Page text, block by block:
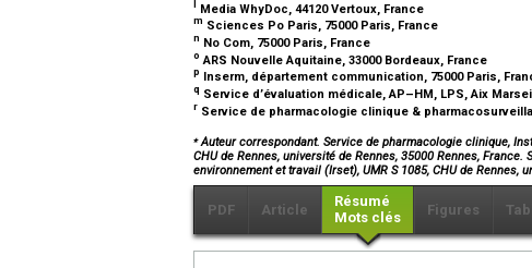
Media WhyDoc, 44120 Vertoux, France
m Sciences Po Paris, 75000 Paris, France
n No Com, 75000 Paris, France
o ARS Nouvelle Aquitaine, 33000 Bordeaux, France
p Inserm, département communication, 75000 Paris,
q Service d’évaluation médicale, AP–HM, LPS, Aix
r Service de pharmacologie clinique &
⁎Auteur correspondant. Service de pharmacologie clinique,
CHU de Rennes, université de Rennes, 35000 Rennes,
environnement et travail (Irset), UMR S 1085, CHU de Rennes,
PDF Article
Résumé
Mots clés
Figures